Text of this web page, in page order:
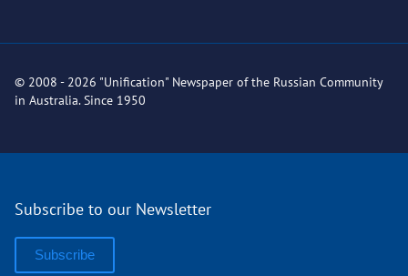
© 2008 - 2026 "Unification" Newspaper of the Russian Community
in Australia. Since 1950
Subscribe to our Newsletter
Subscribe